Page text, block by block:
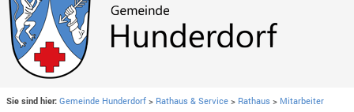
Sie sind hier: Gemeinde Hunderdorf > Rathaus & Service > Rathaus > Mitarbeiter